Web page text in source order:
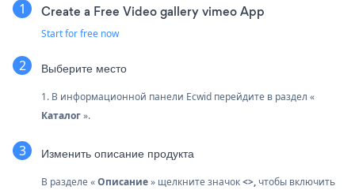
Create a Free Video gallery vimeo App
Start for free now
Выберите место
1. В информационной панели Ecwid перейдите в раздел «
Каталог».
Изменить описание продукта
В разделе «Описание» щелкните значок<>, чтобы включить